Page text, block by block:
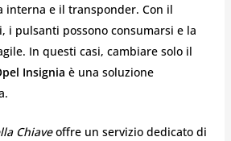
interna e il transponder. Con il
i pulsanti possono consumarsi e la
In questi casi, cambiare solo il
Insignia è una soluzione
Chiaveoffre un servizio dedicato di